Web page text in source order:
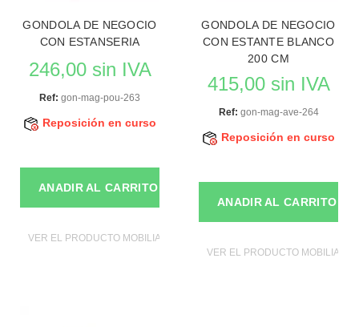
GONDOLA DE NEGOCIO
CON ESTANSERIA
246,00 sin IVA
Ref: gon-mag-pou-263
Reposición en curso
ANADIR AL CARRITO
VER EL PRODUCTO MOBILIAROS DE TIENDAS
GONDOLA DE NEGOCIO
CON ESTANTE BLANCO
200 CM
415,00 sin IVA
Ref: gon-mag-ave-264
Reposición en curso
ANADIR AL CARRITO
VER EL PRODUCTO